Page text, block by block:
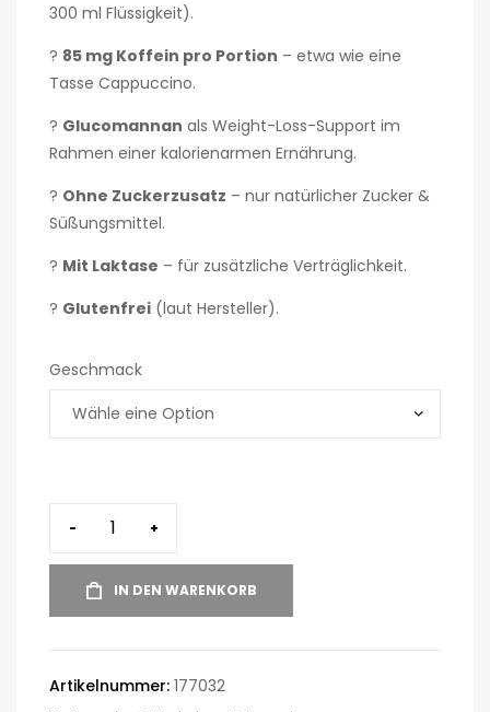
300 ml Flüssigkeit).
? 85 mg Koffein pro Portion – etwa wie eine
Tasse Cappuccino.
? Glucomannan als Weight-Loss-Support im
Rahmen einer kalorienarmen Ernährung.
? Ohne Zuckerzusatz – nur natürlicher Zucker &
Süßungsmittel.
? Mit Laktase – für zusätzliche Verträglichkeit.
? Glutenfrei (laut Hersteller).
Geschmack
- +
IN DEN WARENKORB
Artikelnummer: 177032